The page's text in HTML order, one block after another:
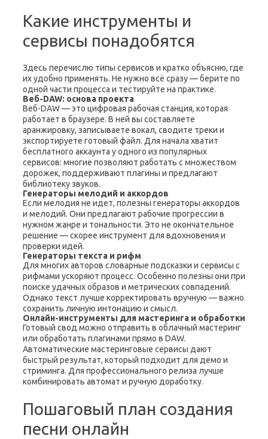
Какие инструменты и
сервисы понадобятся
Здесь перечислю типы сервисов и кратко объясню, где
их удобно применять. Не нужно всё сразу — берите по
одной части процесса и тестируйте на практике.
Веб-DAW: основа проекта
Веб-DAW — это цифровая рабочая станция, которая
работает в браузере. В ней вы составляете
аранжировку, записываете вокал, сводите треки и
экспортируете готовый файл. Для начала хватит
бесплатного аккаунта у одного из популярных
сервисов: многие позволяют работать с множеством
дорожек, поддерживают плагины и предлагают
библиотеку звуков.
Генераторы мелодий и аккордов
Если мелодия не идет, полезны генераторы аккордов
и мелодий. Они предлагают рабочие прогрессии в
нужном жанре и тональности. Это не окончательное
решение — скорее инструмент для вдохновения и
проверки идей.
Генераторы текста и рифм
Для многих авторов словарные подсказки и сервисы с
рифмами ускоряют процесс. Особенно полезны они при
поиске удачных образов и метрических совпадений.
Однако текст лучше корректировать вручную — важно
сохранить личную интонацию и смысл.
Онлайн-инструменты для мастеринга и обработки
Готовый свод можно отправить в облачный мастеринг
или обработать плагинами прямо в DAW.
Автоматические мастеринговые сервисы дают
быстрый результат, который подходит для демо и
стриминга. Для профессионального релиза лучше
комбинировать автомат и ручную доработку.
Пошаговый план создания
песни онлайн